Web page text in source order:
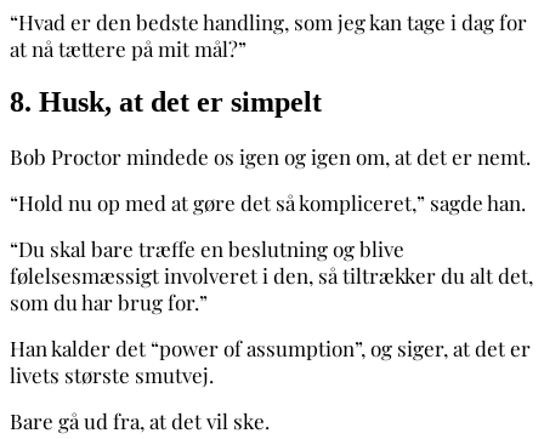
“Hvad er den bedste handling, som jeg kan tage i dag for
at nå tættere på mit mål?”
8. Husk, at det er simpelt
Bob Proctor mindede os igen og igen om, at det er nemt.
“Hold nu op med at gøre det så kompliceret,” sagde han.
“Du skal bare træffe en beslutning og blive
følelsesmæssigt involveret i den, så tiltrækker du alt det,
som du har brug for.”
Han kalder det “power of assumption”, og siger, at det er
livets største smutvej.
Bare gå ud fra, at det vil ske.